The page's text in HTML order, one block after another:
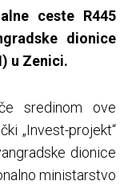
ceste R445
dionice
u Zenici.
sredinom ove
„Invest-projekt“
dionice
ministarstvo